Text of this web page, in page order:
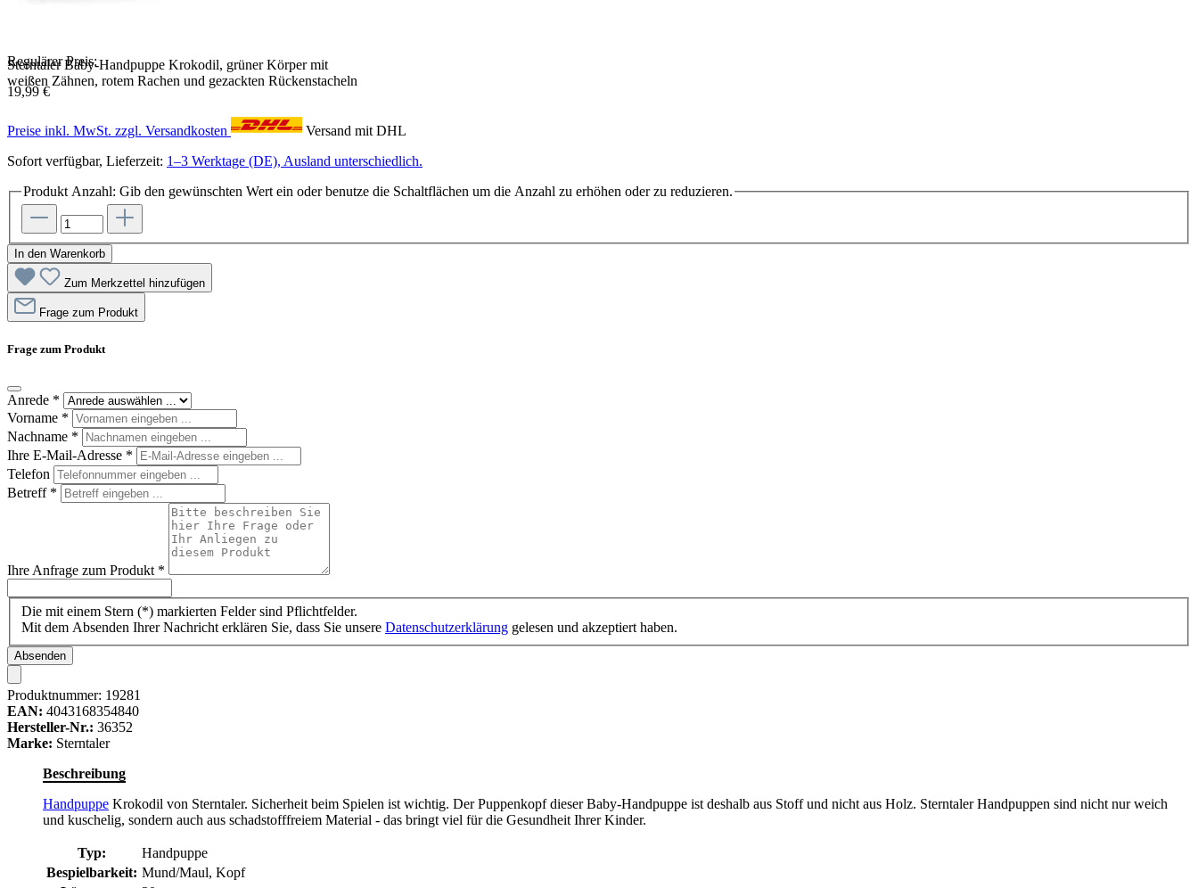
Sterntaler Baby-Handpuppe Krokodil, grüner Körper mit
weißen Zähnen, rotem Rachen und gezackten Rückenstacheln
Regulärer Preis:
19,99 €
Preise inkl. MwSt. zzgl. Versandkosten
Versand mit DHL
Sofort verfügbar, Lieferzeit: 1–3 Werktage (DE), Ausland unterschiedlich.
Produkt Anzahl: Gib den gewünschten Wert ein oder benutze die Schaltflächen um die Anzahl zu erhöhen oder zu reduzieren.
In den Warenkorb
Zum Merkzettel hinzufügen
Frage zum Produkt
Frage zum Produkt
Anrede *
Vorname *
Nachname *
Ihre E-Mail-Adresse *
Telefon
Betreff *
Ihre Anfrage zum Produkt *
Die mit einem Stern (*) markierten Felder sind Pflichtfelder.
Mit dem Absenden Ihrer Nachricht erklären Sie, dass Sie unsere Datenschutzerklärung gelesen und akzeptiert haben.
Absenden
Produktnummer: 19281
EAN: 4043168354840
Hersteller-Nr.: 36352
Marke: Sterntaler
Beschreibung
Handpuppe Krokodil von Sterntaler. Sicherheit beim Spielen ist wichtig. Der Puppenkopf dieser Baby-Handpuppe ist deshalb aus Stoff und nicht aus Holz. Sterntaler Handpuppen sind nicht nur weich
und kuschelig, sondern auch aus schadstofffreiem Material - das bringt viel für die Gesundheit Ihrer Kinder.
Typ:
Handpuppe
Bespielbarkeit: Mund/Maul, Kopf